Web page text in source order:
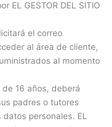
EL GESTOR DEL SITIO
el correo
al área de cliente,
al momento
16 años, deberá
padres o tutores
personales. EL